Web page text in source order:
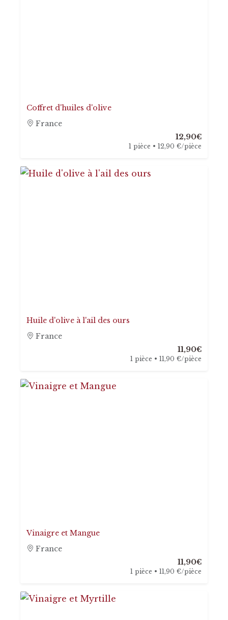
Coffret d'huiles d'olive
France
12,90€
1 pièce • 12,90 €/pièce
Huile d'olive à l'ail des ours
France
11,90€
1 pièce • 11,90 €/pièce
Vinaigre et Mangue
France
11,90€
1 pièce • 11,90 €/pièce